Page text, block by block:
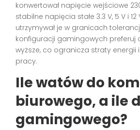
konwertował napięcie wejściowe
stabilne napięcia stałe 3.3 V, 5 V i 12
utrzymywał je w granicach tolerancji
konfiguracji gamingowych preferuj
wyższe, co ogranicza straty energii
pracy.
Ile watów do
biurowego, a ile
gamingowego?